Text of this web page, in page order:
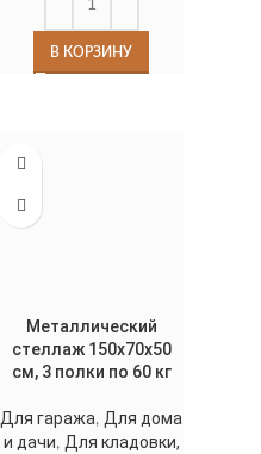
В КОРЗИНУ
Металлический
стеллаж 150х70х50
см, 3 полки по 60 кг
Для гаража,Для дома
и дачи, Для кладовки,